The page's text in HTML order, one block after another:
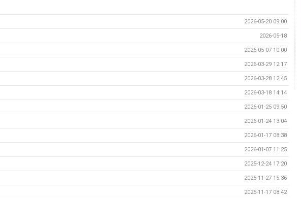
2026-05-20 09:00
2026-05-18
2026-05-07 10:00
2026-03-29 12:17
2026-03-28 12:45
2026-03-18 14:14
2026-01-25 09:50
2026-01-24 13:04
2026-01-17 08:38
2026-01-07 11:25
2025-12-24 17:20
2025-11-27 15:36
2025-11-17 08:42